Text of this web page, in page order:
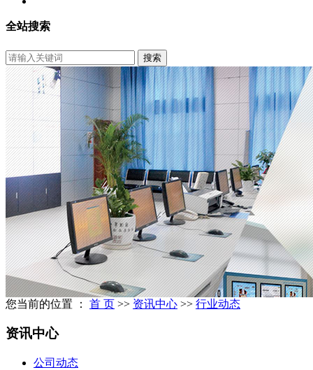
全站搜索
您当前的位置 ： 首 页 >> 资讯中心 >> 行业动态
资讯中心
公司动态